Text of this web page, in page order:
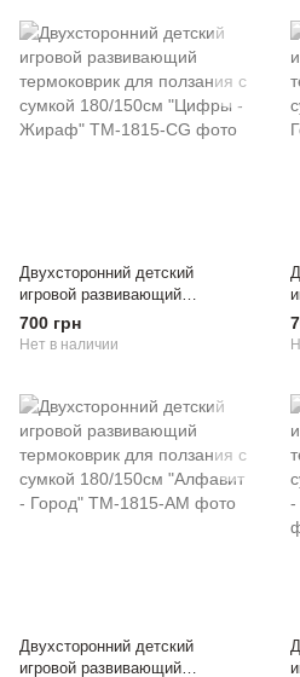
Двухсторонний детский
игровой развивающий
термоковрик для ползания с
сумкой 180/150см "Цифры -
700 грн
Нет в наличии
Двухсторонний детский
игровой развивающий